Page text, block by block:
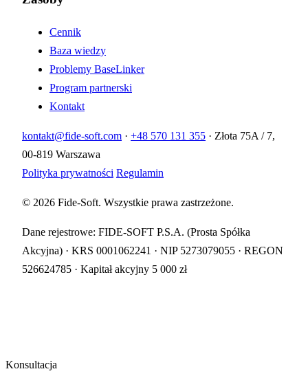
Cennik
Baza wiedzy
Problemy BaseLinker
Program partnerski
Kontakt
kontakt@fide-soft.com · +48 570 131 355 · Złota 75A / 7,
00-819 Warszawa
Polityka prywatności Regulamin
© 2026 Fide-Soft. Wszystkie prawa zastrzeżone.
Dane rejestrowe: FIDE-SOFT P.S.A. (Prosta Spółka
Akcyjna) · KRS 0001062241 · NIP 5273079055 · REGON
526624785 · Kapitał akcyjny 5 000 zł
Konsultacja